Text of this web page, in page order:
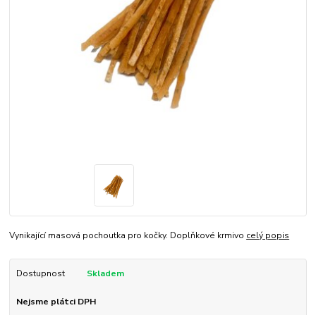
Vynikající masová pochoutka pro kočky. Doplňkové krmivo celý popis
Dostupnost Skladem
Nejsme plátci DPH